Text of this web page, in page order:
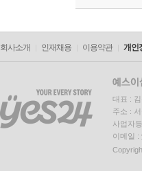
회사소개 인재채용 이용약관 개인
대표 :
주소 :
사업자
이메일